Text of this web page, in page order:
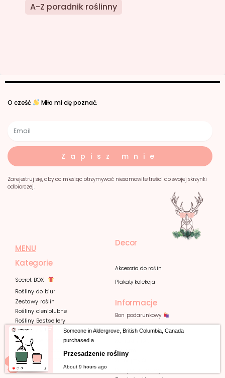
A-Z poradnik roślinny
O cześć Miło mi cię poznać.
Zapisz mnie
Zarejestruj się, aby co miesiąc otrzymywać niesamowite treści do swojej skrzynki
odbiorczej.
MENU
Kategorie
Secret BOX
Rośliny do biur
Zestawy roślin
Rośliny cieniolubne
Rośliny Bestsellery
Rośliny dla początkujących
Wszystkie rośliny doniczkowe
Rośliny bezpieczne dla zwierząt
Rośliny oczyszczające powietrze
Decor
Akcesoria do roślin
Plakaty kolekcja
Informacje
Bon podarunkowy
Porady
Dla firm
Someone in Aldergrove, British Columbia, Canada
purchased a
Przesadzenie rośliny